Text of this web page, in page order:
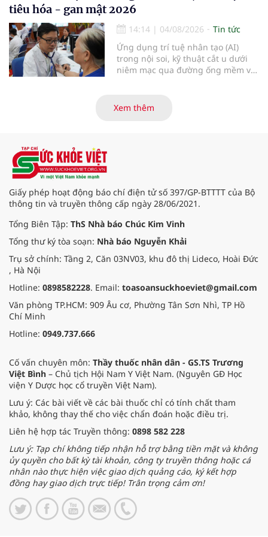
viện Bạch Mai cơ sở Ninh Bình.
tiêu hóa - gan mật 2026
14:14 | 04/08/2026
Tin tức
Ứng dụng trí tuệ nhân tạo (AI)
trong nội soi, kỹ thuật cắt u dưới
niêm mạc qua đường ống mềm và
là những nội dung trọng tâm được
Xem thêm
Giấy phép hoạt động báo chí điện tử số 397/GP-BTTTT của Bộ
thông tin và truyền thông cấp ngày 28/06/2021.
Tổng Biên Tập: ThS Nhà báo Chúc Kim Vinh
Tổng thư ký tòa soạn: Nhà báo Nguyễn Khải
Trụ sở chính: Tầng 2, Căn 03NV03, khu đô thị Lideco, Hoài Đức
, Hà Nội
Hotline: 0898582228. Email: toasoansuckhoeviet@gmail.com
Văn phòng TP.HCM: 909 Âu cơ, Phường Tân Sơn Nhì, TP Hồ
Chí Minh
Hotline: 0949.737.666
Cố vấn chuyên môn: Thầy thuốc nhân dân - GS.TS Trương
Việt Bình – Chủ tịch Hội Nam Y Việt Nam. (Nguyên GĐ Học
viện Y Dược học cổ truyền Việt Nam).
Lưu ý: Các bài viết về các bài thuốc chỉ có tính chất tham
khảo, không thay thế cho việc chẩn đoán hoặc điều trị.
Liên hệ hợp tác Truyền thông: 0898 582 228
Lưu ý: Tạp chí không tiếp nhận hỗ trợ bằng tiền mặt và không
ủy quyền cho bất kỳ tài khoản, công ty truyền thông hoặc cá
nhân nào thực hiện việc giao dịch quảng cáo, ký kết hợp
đồng hay giao dịch trực tiếp! Trân trọng cảm ơn!